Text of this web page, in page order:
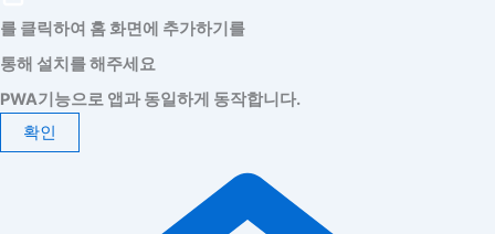
를 클릭하여 홈 화면에 추가하기를
통해 설치를 해주세요
PWA기능으로 앱과 동일하게 동작합니다.
확인